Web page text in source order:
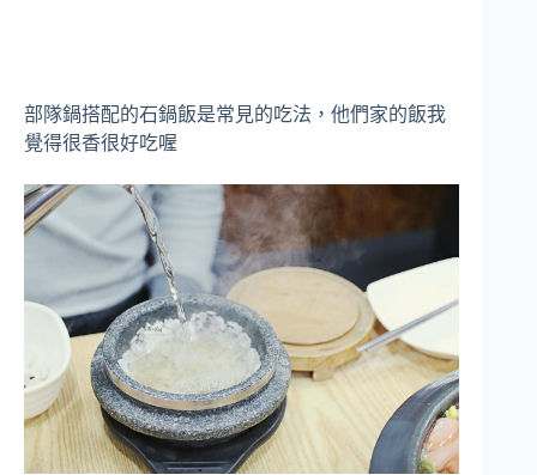
部隊鍋搭配的石鍋飯是常見的吃法，他們家的飯我
覺得很香很好吃喔